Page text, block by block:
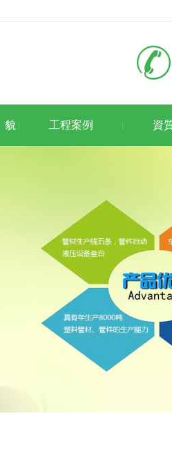
貌 工程案例 資